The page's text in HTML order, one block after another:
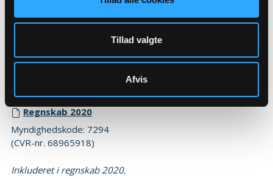
Tillad valgte
Afvis
Budget 2020
Regnskab 2020
Myndighedskode: 7294
(CVR-nr. 68965918)
Inkluderet i regnskab 2020.